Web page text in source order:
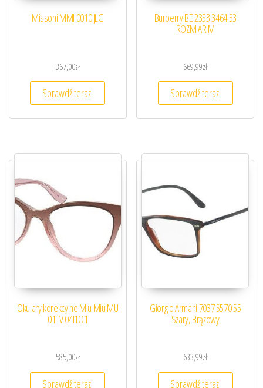
Missoni MMI 0010 JLG
367,00zł
Sprawdź teraz!
Burberry BE 2353 3464 53
ROZMIAR M
669,99zł
Sprawdź teraz!
Okulary korekcyjne Miu Miu MU
01TV 04I1O1
585,00zł
Sprawdź teraz!
Giorgio Armani 7037 5570 55
Szary, Brązowy
633,99zł
Sprawdź teraz!